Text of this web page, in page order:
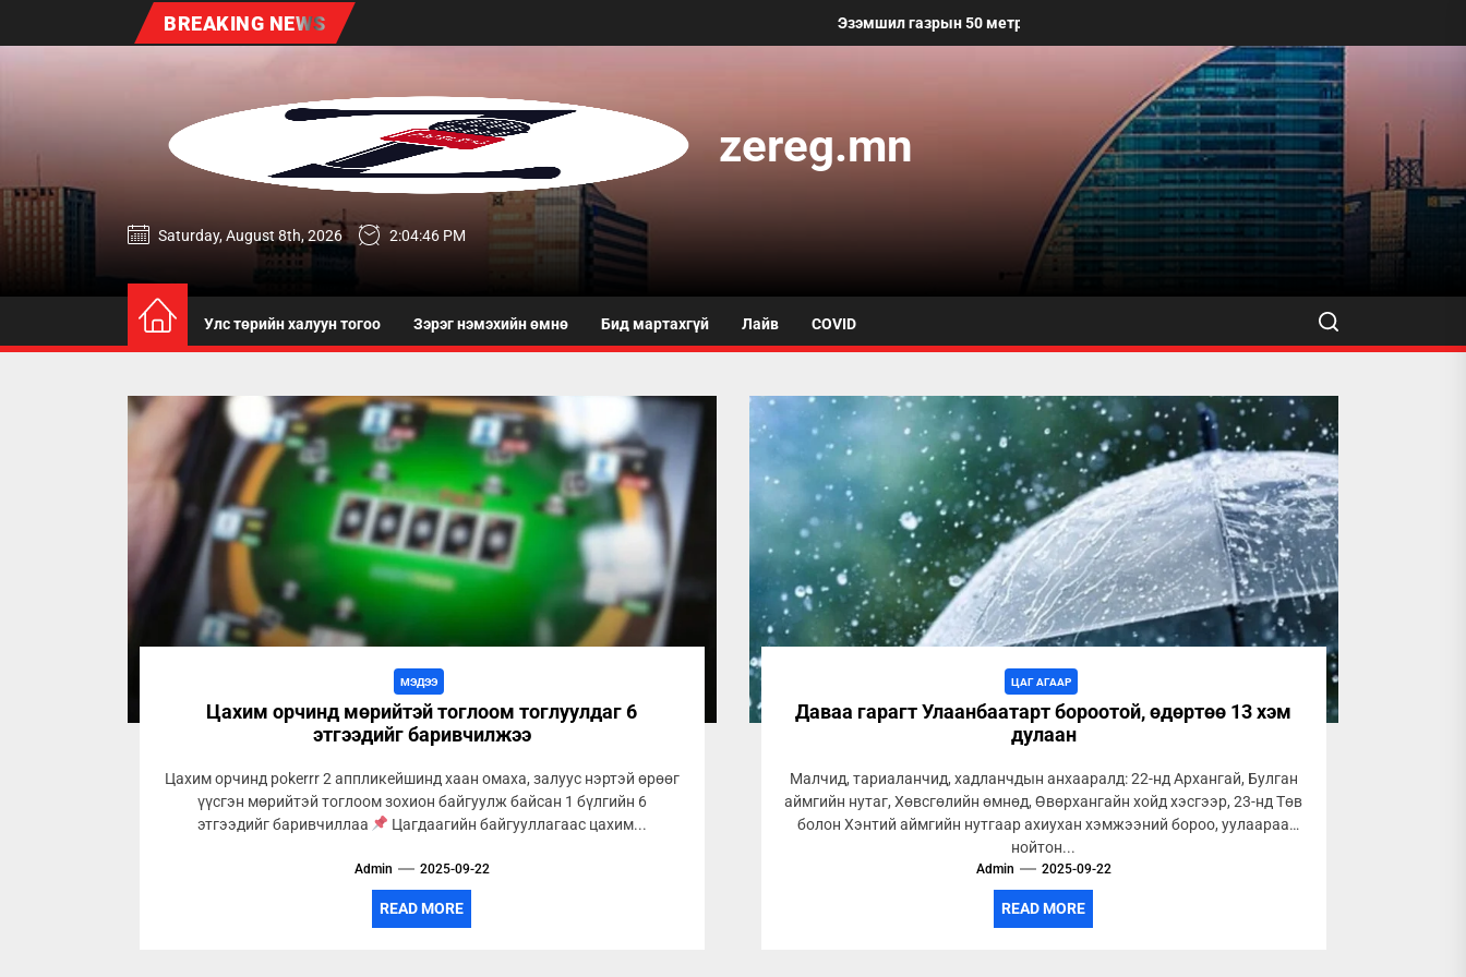
BREAKING NEWS Эзэмшил газрын 50 метр хүртэлх талбайг угааж, өнгө үзэмжийг сайжруулахыг уриалжээ
zereg.mn
zereg.mn
Saturday, August 8th, 2026 2:04:47 PM
Улс төрийн халуун тогоо Зэрэг нэмэхийн өмнө Бид мартахгүй Лайв COVID
МЭДЭЭ
Цахим орчинд мөрийтэй тоглоом тоглуулдаг 6
этгээдийг баривчилжээ
Цахим орчинд pokerrr 2 аппликейшинд хаан омаха, залуус нэртэй өрөөг
үүсгэн мөрийтэй тоглоом зохион байгуулж байсан 1 бүлгийн 6
этгээдийг баривчиллаа
Цагдаагийн байгууллагаас цахим...
Admin 2025-09-22
READ MORE
ЦАГ АГААР
Даваа гарагт Улаанбаатарт бороотой, өдөртөө 13 хэм
дулаан
Малчид, тариаланчид, хадланчдын анхааралд: 22-нд Архангай, Булган
аймгийн нутаг, Хөвсгөлийн өмнөд, Өвөрхангайн хойд хэсгээр, 23-нд Төв
болон Хэнтий аймгийн нутгаар ахиухан хэмжээний бороо, уулаараа
нойтон...
Admin 2025-09-22
READ MORE